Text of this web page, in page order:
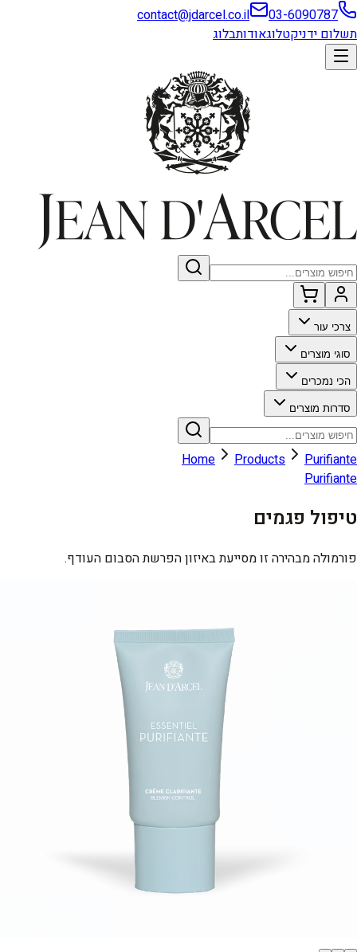
03-6090787
contact@jdarcel.co.il
תשלום ידניקטלוגאודותבלוג
צרכי עור
סוגי מוצרים
הכי נמכרים
סדרות מוצרים
Home Products
Purifiante
Purifiante
טיפול פגמים
פורמולה מבהירה זו מסייעת באיזון הפרשת הסבום העודף.